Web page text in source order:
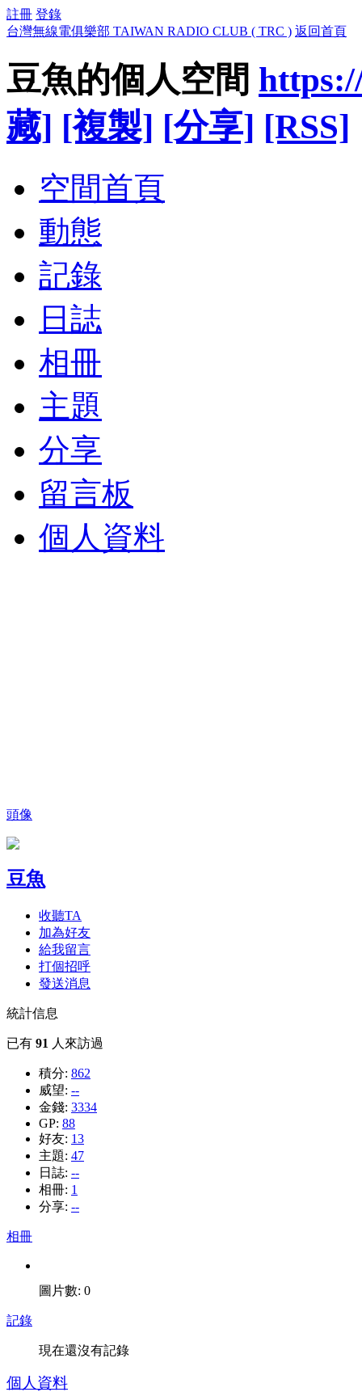
註冊 登錄
台灣無線電俱樂部 TAIWAN RADIO CLUB ( TRC ) 返回首頁
豆魚的個人空間
藏] [複製] [分享] [RSS]
空間首頁
動態
記錄
日誌
相冊
主題
分享
留言板
個人資料
頭像
豆魚
收聽TA
加為好友
給我留言
打個招呼
發送消息
統計信息
已有 91 人來訪過
積分: 862
威望: --
金錢: 3334
GP: 88
好友: 13
主題: 47
日誌: --
相冊: 1
分享: --
相冊
圖片數: 0
記錄
現在還沒有記錄
個人資料